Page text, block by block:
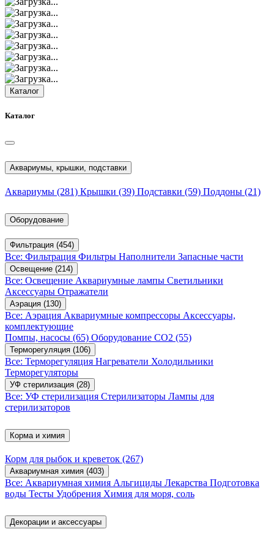
Каталог
Каталог
Аквариумы, крышки, подставки
Аквариумы (281) Крышки (39) Подставки (59) Поддоны (21)
Оборудование
Фильтрация (454)
Все: Фильтрация Фильтры Наполнители Запасные части
Освещение (214)
Все: Освещение Аквариумные лампы Светильники
Аксессуары Отражатели
Аэрация (130)
Все: Аэрация Аквариумные компрессоры Аксессуары,
комплектующие
Помпы, насосы (65) Оборудование CO2 (55)
Терморегуляция (106)
Все: Терморегуляция Нагреватели Холодильники
Терморегуляторы
УФ стерилизация (28)
Все: УФ стерилизация Стерилизаторы Лампы для
стерилизаторов
Корма и химия
Корм для рыбок и креветок (267)
Аквариумная химия (403)
Все: Аквариумная химия Альгициды Лекарства Подготовка
воды Тесты Удобрения Химия для моря, соль
Декорации и аксессуары